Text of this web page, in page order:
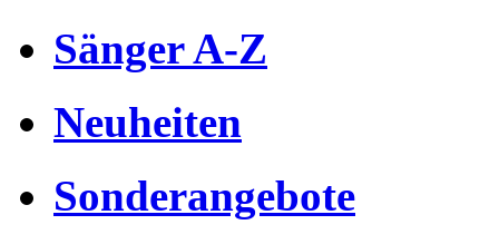
Sänger A-Z
Neuheiten
Sonderangebote